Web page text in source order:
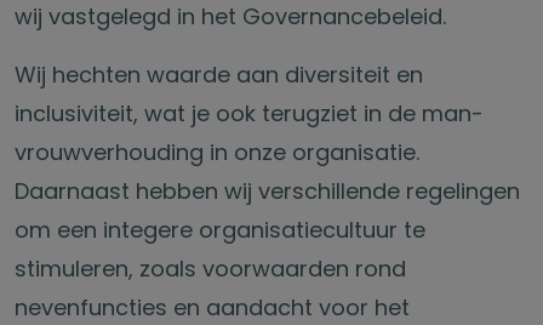
wij vastgelegd in het Governancebeleid.
Wij hechten waarde aan diversiteit en
inclusiviteit, wat je ook terugziet in de man-
vrouwverhouding in onze organisatie.
Daarnaast hebben wij verschillende regelingen
om een integere organisatiecultuur te
stimuleren, zoals voorwaarden rond
nevenfuncties en aandacht voor het